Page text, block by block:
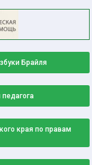
Брайля
края по правам